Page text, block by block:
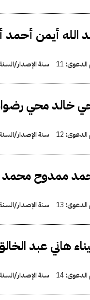
الله أيمن
الدعوى: 11 سنة الإصدار/
خالد محي
الدعوى: 12 سنة الإصدار/
ممدوح
الدعوى: 13 سنة الإصدار/
هاني عبد
الدعوى:14 سنة الإصدار/